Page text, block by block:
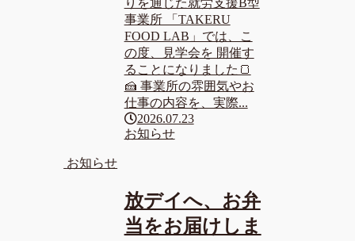
事業所 「TAKERU
FOOD LAB」では、こ
の度、見学会を 開催す
ることになりました🍞
🍰 事業所の雰囲気やお
仕事の内容を、実際...
2026.07.23
お知らせ
お知らせ
放デイへ、お弁
当をお届けしま